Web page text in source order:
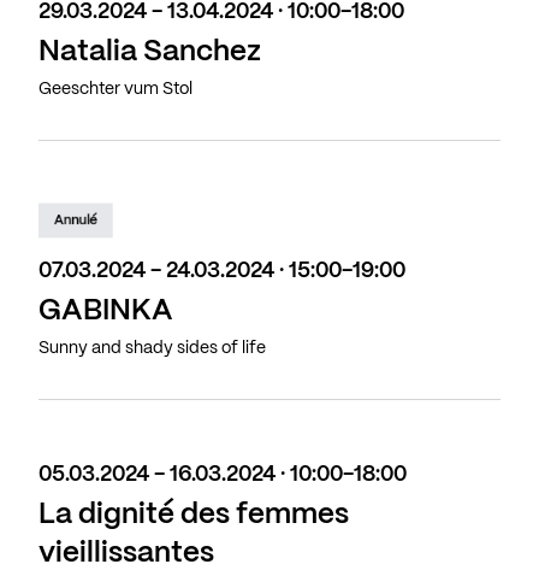
29.03.2024 - 13.04.2024 · 10:00-18:00
Natalia Sanchez
Geeschter vum Stol
Annulé
07.03.2024 - 24.03.2024 · 15:00-19:00
GABINKA
Sunny and shady sides of life
05.03.2024 - 16.03.2024 · 10:00-18:00
La dignité des femmes
vieillissantes